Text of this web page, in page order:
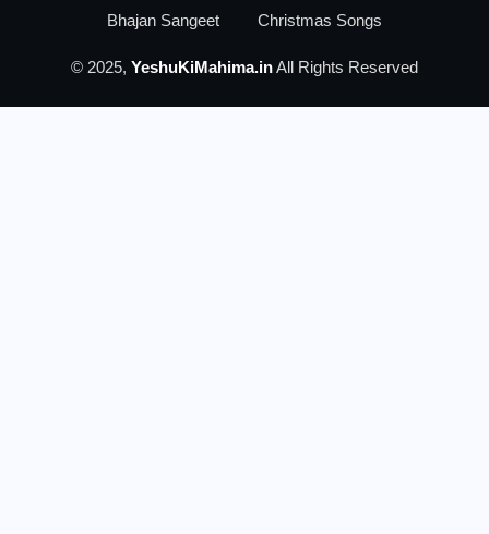
Bhajan Sangeet
Christmas Songs
© 2025, YeshuKiMahima.inAll Rights Reserved